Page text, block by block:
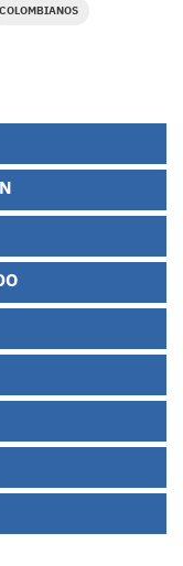
COLOMBIANOS